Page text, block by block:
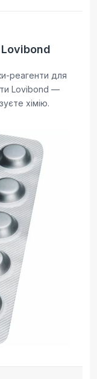
реагенти для
Lovibond —
хімію.